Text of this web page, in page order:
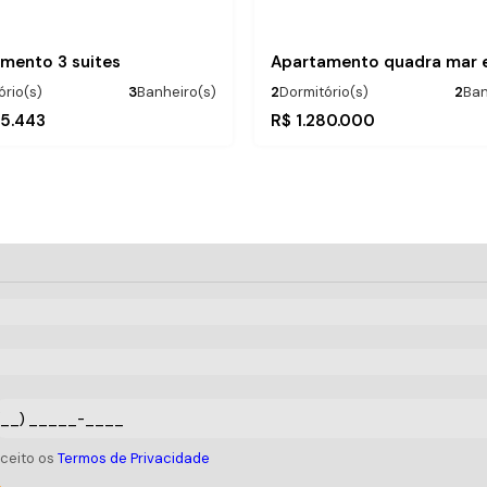
3 suites
3Banheiro(s)
106.00
.00
R$ 1.280.000
2Dormitório(s) 2
Privativo:85.28m²
Total:
.00
os Termos de Privacidade